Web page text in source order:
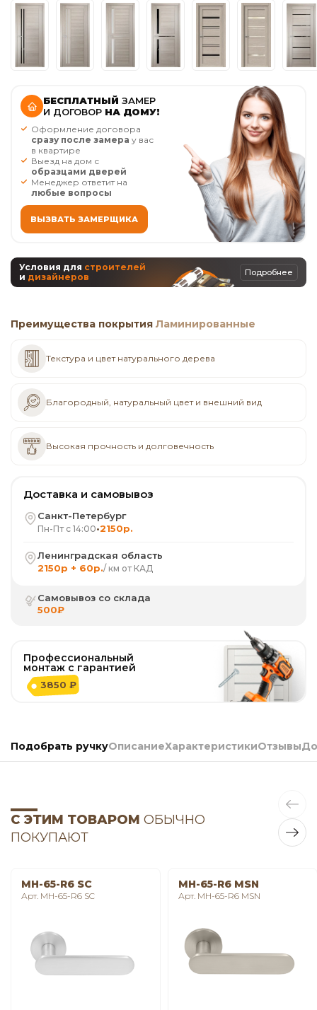
БЕСПЛАТНЫЙ ЗАМЕР
И ДОГОВОР НА ДОМУ!
Оформление договора
сразу после замера у вас
в квартире
Выезд на дом с
образцами дверей
Менеджер ответит на
любые вопросы
ВЫЗВАТЬ ЗАМЕРЩИКА
Условия для строителей
и дизайнеров Подробнее
Преимущества покрытия Ламинированные
Текстура и цвет натурального дерева
Благородный, натуральный цвет и внешний вид
Высокая прочность и долговечность
Доставка и самовывоз
Санкт-Петербург
Пн-Пт с 14:00•2150р.
Ленинградская область
2150р + 60р./ км от КАД
Самовывоз со склада
500₽
Профессиональный
монтаж с гарантией
3850 ₽
Подобрать ручкуОписаниеХарактеристикиОтзывы
С ЭТИМ ТОВАРОМ ОБЫЧНО
ПОКУПАЮТ
MH-65-R6 SC
Арт. MH-65-R6 SC
MH-65-R6 MSN
Арт. MH-65-R6 MSN